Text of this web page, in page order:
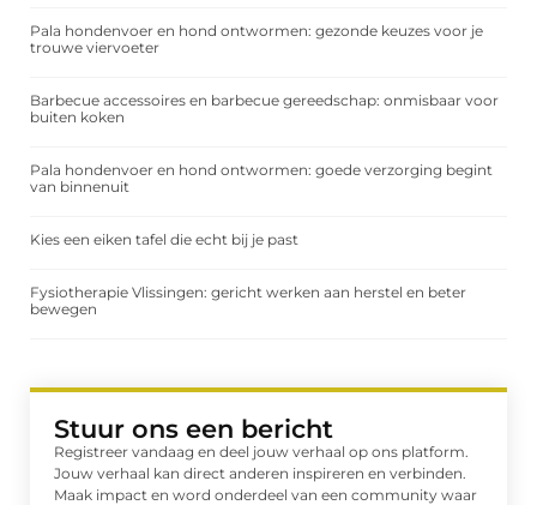
Pala hondenvoer en hond ontwormen: gezonde keuzes voor je
trouwe viervoeter
Barbecue accessoires en barbecue gereedschap: onmisbaar voor
buiten koken
Pala hondenvoer en hond ontwormen: goede verzorging begint
van binnenuit
Kies een eiken tafel die echt bij je past
Fysiotherapie Vlissingen: gericht werken aan herstel en beter
bewegen
Stuur ons een bericht
Registreer vandaag en deel jouw verhaal op ons platform.
Jouw verhaal kan direct anderen inspireren en verbinden.
Maak impact en word onderdeel van een community waar